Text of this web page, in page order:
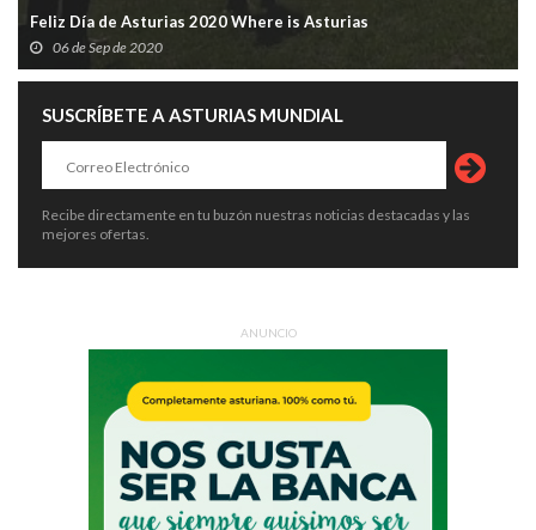
Feliz Día de Asturias 2020 Where is Asturias
06 de Sep de 2020
SUSCRÍBETE A ASTURIAS MUNDIAL
Recibe directamente en tu buzón nuestras noticias destacadas y las
mejores ofertas.
ANUNCIO